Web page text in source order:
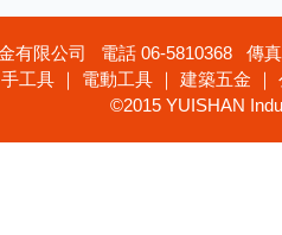
有限公司 電話 06-5810368 傳
工具 ｜ 電動工具 ｜ 建築五金
©2015 YUISHAN